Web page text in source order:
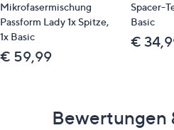
Mikrofasermischung
Passform Lady 1x Spitze,
1x Basic
€ 59,99
Spacer-
Basic
€
Bewertungen